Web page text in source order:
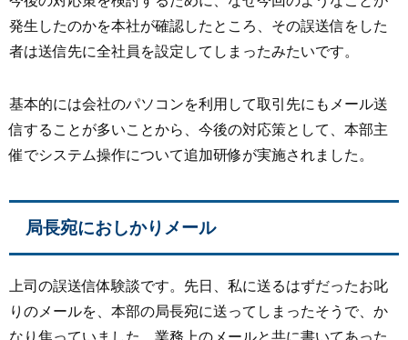
発生したのかを本社が確認したところ、その誤送信をした
者は送信先に全社員を設定してしまったみたいです。
基本的には会社のパソコンを利用して取引先にもメール送
信することが多いことから、今後の対応策として、本部主
催でシステム操作について追加研修が実施されました。
局長宛におしかりメール
上司の誤送信体験談です。先日、私に送るはずだったお叱
りのメールを、本部の局長宛に送ってしまったそうで、か
なり焦っていました。業務上のメールと共に書いてあった